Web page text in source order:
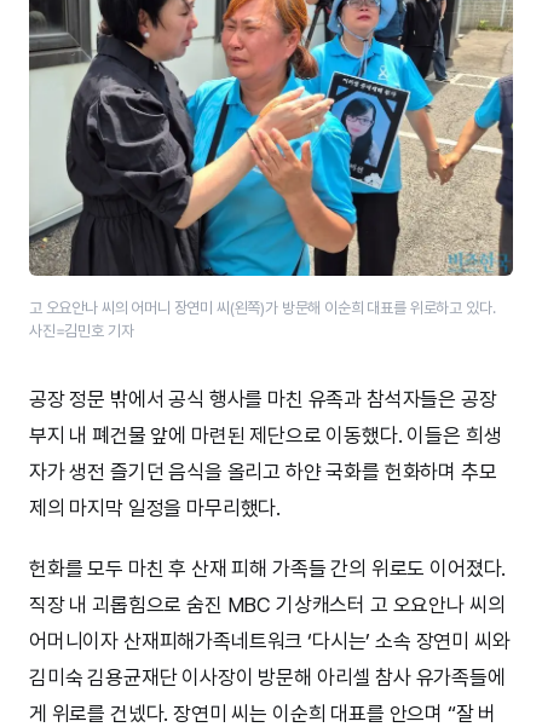
고 오요안나 씨의 어머니 장연미 씨(왼쪽)가 방문해 이순희 대표를 위로하고 있다.
사진=김민호 기자
공장 정문 밖에서 공식 행사를 마친 유족과 참석자들은 공장
부지 내 폐건물 앞에 마련된 제단으로 이동했다. 이들은 희생
자가 생전 즐기던 음식을 올리고 하얀 국화를 헌화하며 추모
제의 마지막 일정을 마무리했다.
헌화를 모두 마친 후 산재 피해 가족들 간의 위로도 이어졌다.
직장 내 괴롭힘으로 숨진 MBC 기상캐스터 고 오요안나 씨의
어머니이자 산재피해가족네트워크 ‘다시는’ 소속 장연미 씨와
김미숙 김용균재단 이사장이 방문해 아리셀 참사 유가족들에
게 위로를 건넸다. 장연미 씨는 이순희 대표를 안으며 “잘 버